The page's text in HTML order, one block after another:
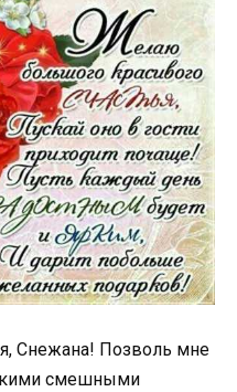
Снежана! Позволь мне
смешными